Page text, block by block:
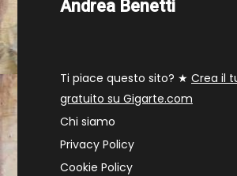
Andrea Benetti
Ti piace questo sito? ★ Crea il
gratuito su Gigarte.com
Chi siamo
Privacy Policy
Cookie Policy